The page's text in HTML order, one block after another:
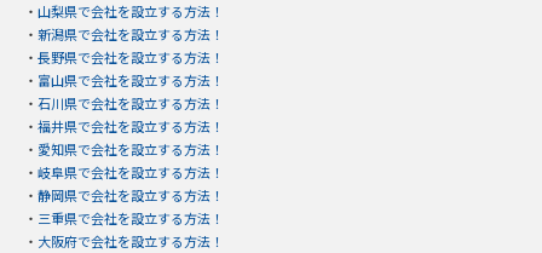
・ 山梨県で会社を設立する方法！
・ 新潟県で会社を設立する方法！
・ 長野県で会社を設立する方法！
・ 富山県で会社を設立する方法！
・ 石川県で会社を設立する方法！
・ 福井県で会社を設立する方法！
・ 愛知県で会社を設立する方法！
・ 岐阜県で会社を設立する方法！
・ 静岡県で会社を設立する方法！
・ 三重県で会社を設立する方法！
・ 大阪府で会社を設立する方法！